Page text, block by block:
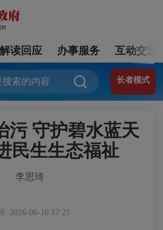
解读回应 办事服务 互动交流
长者模式
污 守护碧水蓝天
民生生态福祉
李思琦
: 2026-06-16 17:21